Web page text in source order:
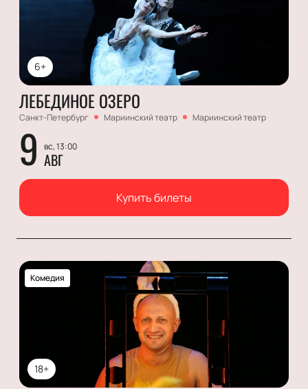
6+
ЛЕБЕДИНОЕ ОЗЕРО
Санкт-Петербург Мариинский театр Мариинский театр
9 вс, 13:00
АВГ
Купить билеты
18+
Комедия